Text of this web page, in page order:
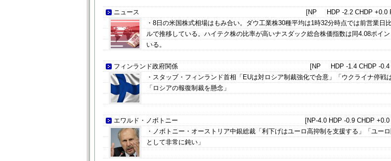
ニュース
[NP HDP -2.2 CHDP +0.0
・8日の米国株式相場はもみ合い。ダウ工業株30種平均は1時32分時点では前営業日
ルで推移している。ハイテク株の比率が高いナスダック総合株価指数は同4.08ポイ
いる。
フィンランド政府関係
[NP HDP -1.4 CHDP -0.4
・スタッブ・フィンランド首相「EUは対ロシア制裁強化で合意」「ウクライナ停戦
「ロシアの報復制裁を懸念」
エワルド・ノボトニー
[NP-4.0 HDP -0.9 CHDP
・ノボトニー・オーストリア中銀総裁「利下げはユーロ高抑制を支援する」「ユー
として非常に鈍い」